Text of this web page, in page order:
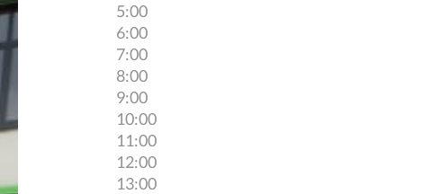
5:00
6:00
7:00
8:00
9:00
10:00
11:00
12:00
13:00